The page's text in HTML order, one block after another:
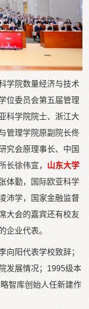
学院数量经济与技术
位委员会第五届管理
科学院院士、浙江大
管理学院原副院长佟
究会原理事长、中国
长徐伟宣， 山东大学
体勤，国际欧亚科学
沛学，国家金融监督
大会的嘉宾还有校友
企业代表。
向阳代表学校致辞；
发展情况；1995级本
智库创始人任新建作